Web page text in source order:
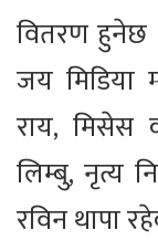
वितरण हुनेछ
जय मिडिया
राय, मिसेस
लिम्बु, नृत्य
रविन थापा